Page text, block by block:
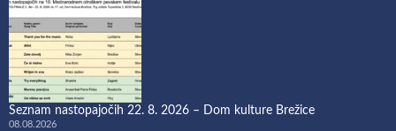
Seznam nastopajočih 22. 8. 2026 – Dom kulture Brežice
08.08.2026